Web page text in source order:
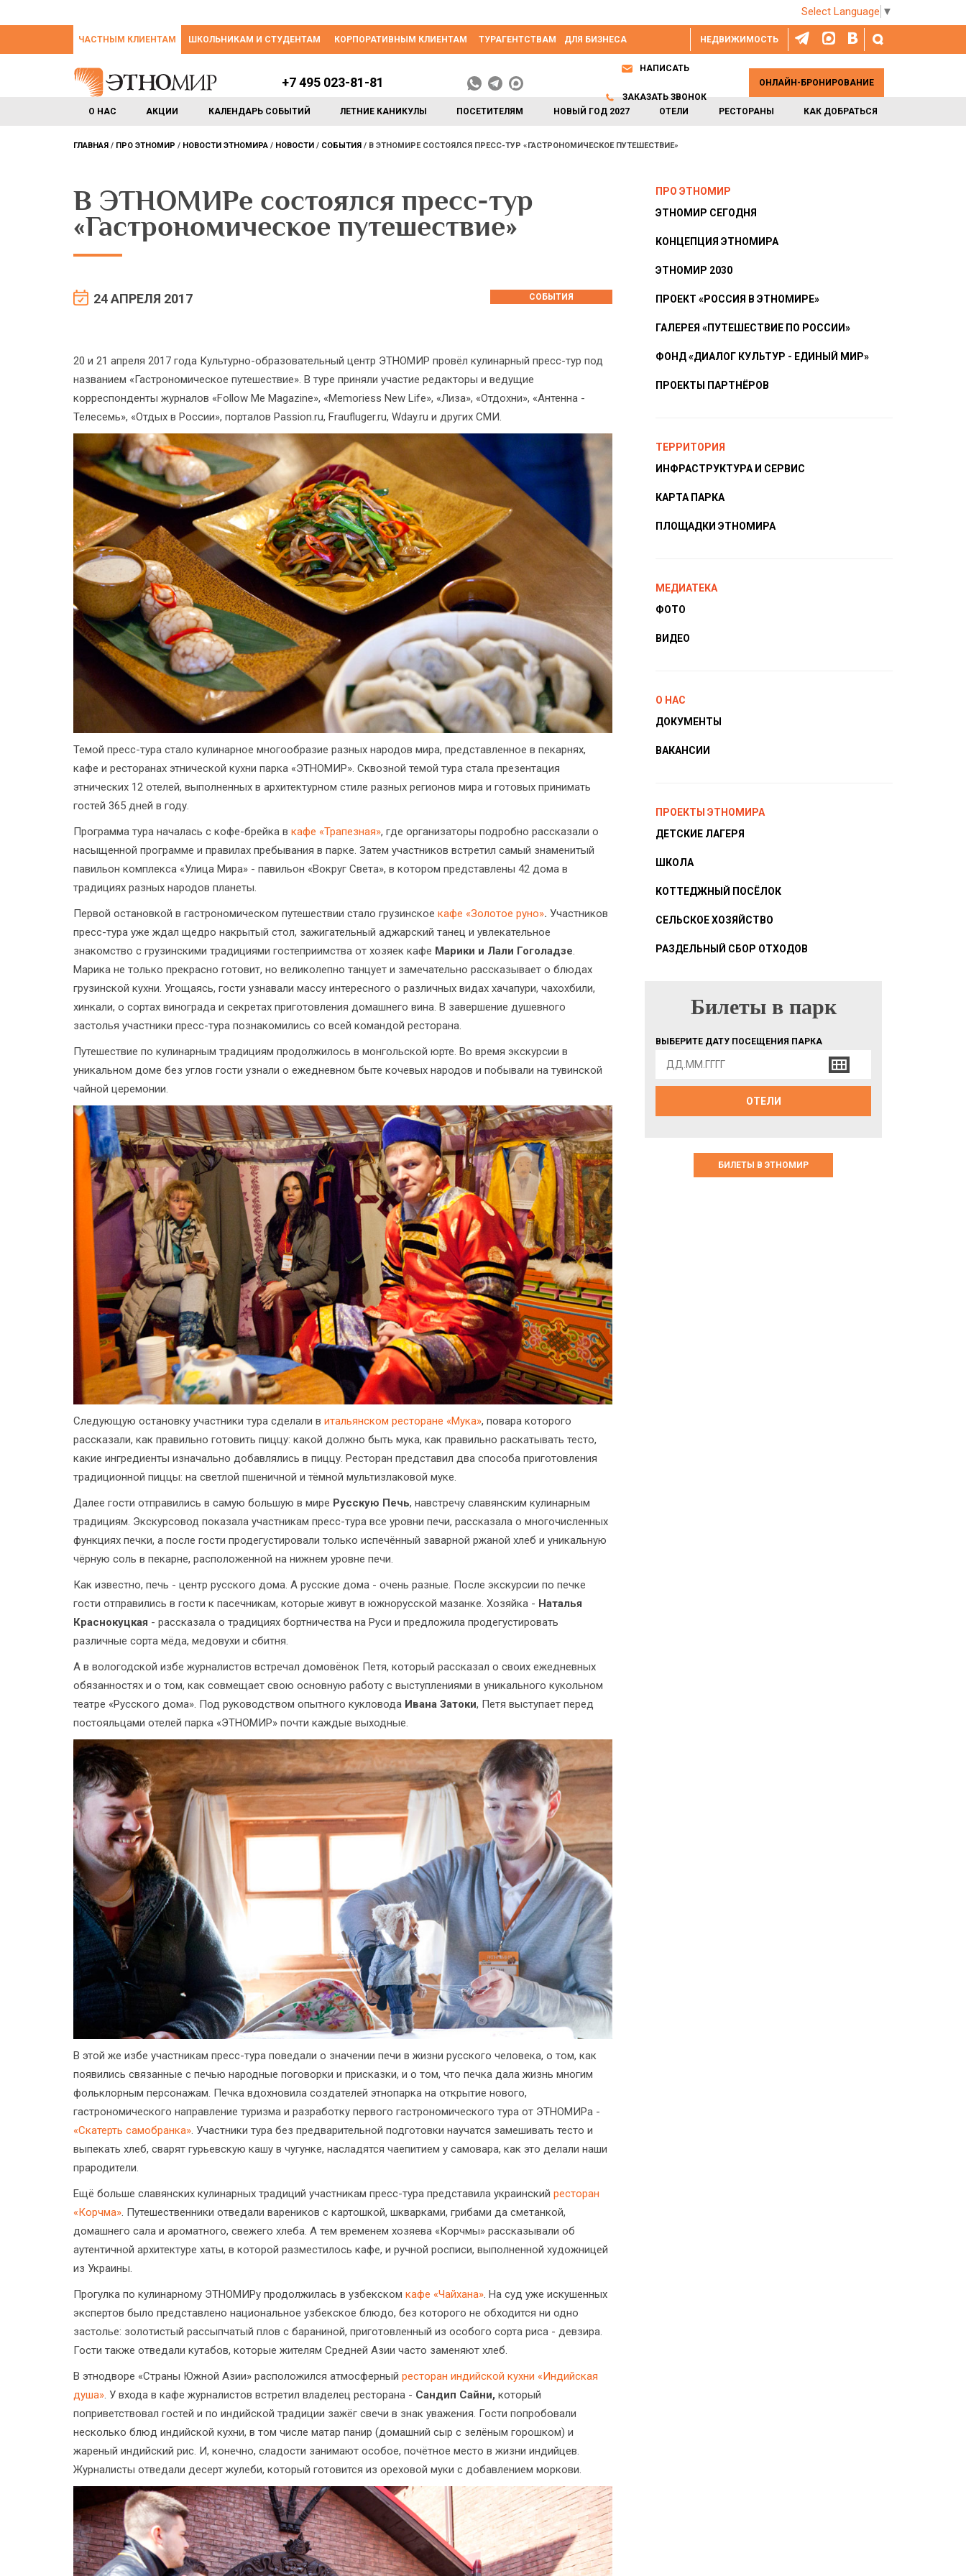
Select Language ▼
НЕДВИЖИМОСТЬ
ЧАСТНЫМ КЛИЕНТАМ ШКОЛЬНИКАМ И СТУДЕНТАМ КОРПОРАТИВНЫМ КЛИЕНТАМ ТУРАГЕНТСТВАМ ДЛЯ БИЗНЕСА
О НАС АКЦИИ КАЛЕНДАРЬ СОБЫТИЙ ЛЕТНИЕ КАНИКУЛЫ ПОСЕТИТЕЛЯМ НОВЫЙ ГОД 2027 ОТЕЛИ РЕСТОРАНЫ КАК ДОБРАТЬСЯ
+7 495 023-81-81
НАПИСАТЬ
ЗАКАЗАТЬ ЗВОНОК
ОНЛАЙН-БРОНИРОВАНИЕ
ГЛАВНАЯ ПРО ЭТНОМИР НОВОСТИ ЭТНОМИРА НОВОСТИ СОБЫТИЯ В ЭТНОМИРЕ СОСТОЯЛСЯ ПРЕСС-ТУР «ГАСТРОНОМИЧЕСКОЕ ПУТЕШЕСТВИЕ»
В ЭТНОМИРе состоялся пресс-тур
«Гастрономическое путешествие»
24 АПРЕЛЯ 2017 СОБЫТИЯ
20 и 21 апреля 2017 года Культурно-образовательный центр ЭТНОМИР провёл кулинарный пресс-тур под
названием «Гастрономическое путешествие». В туре приняли участие редакторы и ведущие
корреспонденты журналов «Follow Me Magazine», «Memoriess New Life», «Лиза», «Отдохни», «Антенна -
Телесемь», «Отдых в России», порталов Passion.ru, Fraufluger.ru, Wday.ru и других СМИ.
Темой пресс-тура стало кулинарное многообразие разных народов мира, представленное в пекарнях,
кафе и ресторанах этнической кухни парка «ЭТНОМИР». Сквозной темой тура стала презентация
этнических 12 отелей, выполненных в архитектурном стиле разных регионов мира и готовых принимать
гостей 365 дней в году.
Программа тура началась с кофе-брейка в кафе «Трапезная», где организаторы подробно рассказали о
насыщенной программе и правилах пребывания в парке. Затем участников встретил самый знаменитый
павильон комплекса «Улица Мира» - павильон «Вокруг Света», в котором представлены 42 дома в
традициях разных народов планеты.
Первой остановкой в гастрономическом путешествии стало грузинское кафе «Золотое руно». Участников
пресс-тура уже ждал щедро накрытый стол, зажигательный аджарский танец и увлекательное
знакомство с грузинскими традициями гостеприимства от хозяек кафе Марики и Лали Гоголадзе.
Марика не только прекрасно готовит, но великолепно танцует и замечательно рассказывает о блюдах
грузинской кухни. Угощаясь, гости узнавали массу интересного о различных видах хачапури, чахохбили,
хинкали, о сортах винограда и секретах приготовления домашнего вина. В завершение душевного
застолья участники пресс-тура познакомились со всей командой ресторана.
Путешествие по кулинарным традициям продолжилось в монгольской юрте. Во время экскурсии в
уникальном доме без углов гости узнали о ежедневном быте кочевых народов и побывали на тувинской
чайной церемонии.
Следующую остановку участники тура сделали в итальянском ресторане «Мука», повара которого
рассказали, как правильно готовить пиццу: какой должно быть мука, как правильно раскатывать тесто,
какие ингредиенты изначально добавлялись в пиццу. Ресторан представил два способа приготовления
традиционной пиццы: на светлой пшеничной и тёмной мультизлаковой муке.
Далее гости отправились в самую большую в мире Русскую Печь, навстречу славянским кулинарным
традициям. Экскурсовод показала участникам пресс-тура все уровни печи, рассказала о многочисленных
функциях печки, а после гости продегустировали только испечённый заварной ржаной хлеб и уникальную
чёрную соль в пекарне, расположенной на нижнем уровне печи.
Как известно, печь - центр русского дома. А русские дома - очень разные. После экскурсии по печке
гости отправились в гости к пасечникам, которые живут в южнорусской мазанке. Хозяйка - Наталья
Краснокуцкая - рассказала о традициях бортничества на Руси и предложила продегустировать
различные сорта мёда, медовухи и сбитня.
А в вологодской избе журналистов встречал домовёнок Петя, который рассказал о своих ежедневных
обязанностях и о том, как совмещает свою основную работу с выступлениями в уникального кукольном
театре «Русского дома». Под руководством опытного кукловода Ивана Затоки, Петя выступает перед
постояльцами отелей парка «ЭТНОМИР» почти каждые выходные.
В этой же избе участникам пресс-тура поведали о значении печи в жизни русского человека, о том, как
появились связанные с печью народные поговорки и присказки, и о том, что печка дала жизнь многим
фольклорным персонажам. Печка вдохновила создателей этнопарка на открытие нового,
гастрономического направление туризма и разработку первого гастрономического тура от ЭТНОМИРа -
«Скатерть самобранка». Участники тура без предварительной подготовки научатся замешивать тесто и
выпекать хлеб, сварят гурьевскую кашу в чугунке, насладятся чаепитием у самовара, как это делали наши
прародители.
Ещё больше славянских кулинарных традиций участникам пресс-тура представила украинский ресторан
«Корчма». Путешественники отведали вареников с картошкой, шкварками, грибами да сметанкой,
домашнего сала и ароматного, свежего хлеба. А тем временем хозяева «Корчмы» рассказывали об
аутентичной архитектуре хаты, в которой разместилось кафе, и ручной росписи, выполненной художницей
из Украины.
Прогулка по кулинарному ЭТНОМИРу продолжилась в узбекском кафе «Чайхана». На суд уже искушенных
экспертов было представлено национальное узбекское блюдо, без которого не обходится ни одно
застолье: золотистый рассыпчатый плов с бараниной, приготовленный из особого сорта риса - девзира.
Гости также отведали кутабов, которые жителям Средней Азии часто заменяют хлеб.
В этнодворе «Страны Южной Азии» расположился атмосферный ресторан индийской кухни «Индийская
душа». У входа в кафе журналистов встретил владелец ресторана - Сандип Сайни, который
поприветствовал гостей и по индийской традиции зажёг свечи в знак уважения. Гости попробовали
несколько блюд индийской кухни, в том числе матар панир (домашний сыр с зелёным горошком) и
жареный индийский рис. И, конечно, сладости занимают особое, почётное место в жизни индийцев.
Журналисты отведали десерт жулеби, который готовится из ореховой муки с добавлением моркови.
ПРО ЭТНОМИР
ЭТНОМИР СЕГОДНЯ
КОНЦЕПЦИЯ ЭТНОМИРА
ЭТНОМИР 2030
ПРОЕКТ «РОССИЯ В ЭТНОМИРЕ»
ГАЛЕРЕЯ «ПУТЕШЕСТВИЕ ПО РОССИИ»
ФОНД «ДИАЛОГ КУЛЬТУР - ЕДИНЫЙ МИР»
ПРОЕКТЫ ПАРТНЁРОВ
ТЕРРИТОРИЯ
ИНФРАСТРУКТУРА И СЕРВИС
КАРТА ПАРКА
ПЛОЩАДКИ ЭТНОМИРА
МЕДИАТЕКА
ФОТО
ВИДЕО
О НАС
ДОКУМЕНТЫ
ВАКАНСИИ
ПРОЕКТЫ ЭТНОМИРА
ДЕТСКИЕ ЛАГЕРЯ
ШКОЛА
КОТТЕДЖНЫЙ ПОСЁЛОК
СЕЛЬСКОЕ ХОЗЯЙСТВО
РАЗДЕЛЬНЫЙ СБОР ОТХОДОВ
БИЛЕТЫ В ПАРК
Билеты в парк
ВЫБЕРИТЕ ДАТУ ПОСЕЩЕНИЯ ПАРКА
ОТЕЛИ
БИЛЕТЫ В ЭТНОМИР